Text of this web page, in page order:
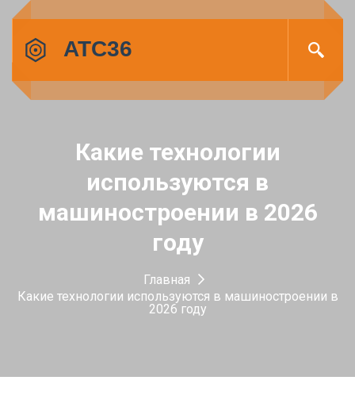
Какие технологии
используются в
машиностроении в 2026
году
Главная
Какие технологии используются в машиностроении в
2026 году